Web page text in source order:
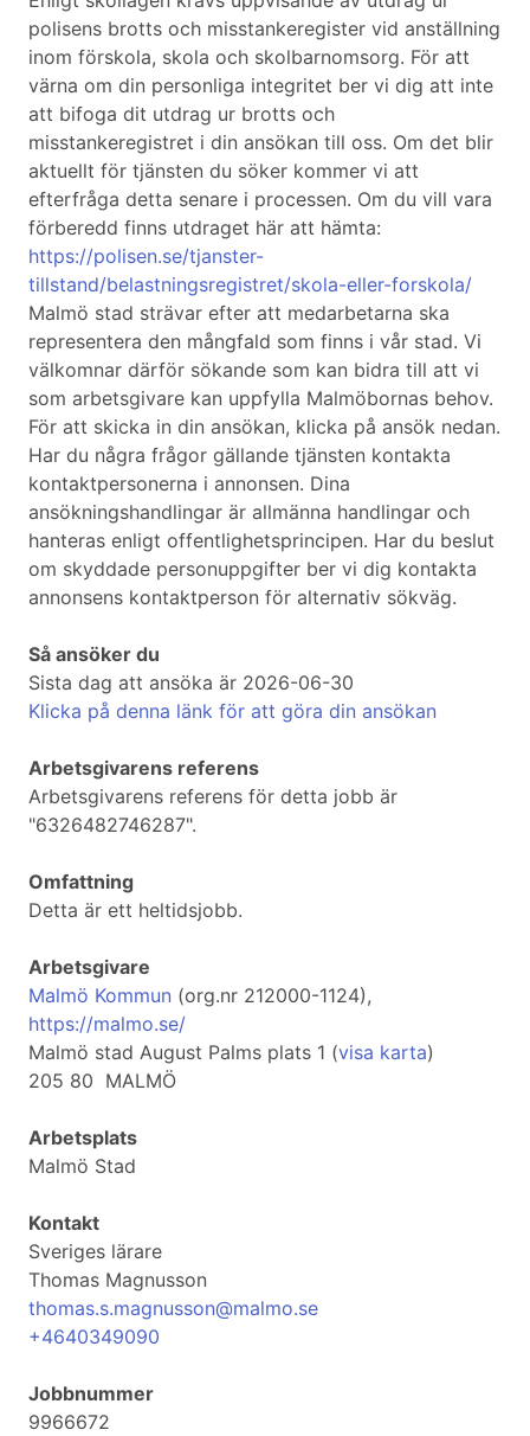
polisens brotts och misstankeregister vid anställning
inom förskola, skola och skolbarnomsorg. För att
värna om din personliga integritet ber vi dig att inte
att bifoga dit utdrag ur brotts och
misstankeregistret i din ansökan till oss. Om det blir
aktuellt för tjänsten du söker kommer vi att
efterfråga detta senare i processen. Om du vill vara
förberedd finns utdraget här att hämta:
https://polisen.se/tjanster-
tillstand/belastningsregistret/skola-eller-forskola/
Malmö stad strävar efter att medarbetarna ska
representera den mångfald som finns i vår stad. Vi
välkomnar därför sökande som kan bidra till att vi
som arbetsgivare kan uppfylla Malmöbornas behov.
För att skicka in din ansökan, klicka på ansök nedan.
Har du några frågor gällande tjänsten kontakta
kontaktpersonerna i annonsen. Dina
ansökningshandlingar är allmänna handlingar och
hanteras enligt offentlighetsprincipen. Har du beslut
om skyddade personuppgifter ber vi dig kontakta
annonsens kontaktperson för alternativ sökväg.
Så ansöker du
Sista dag att ansöka är 2026-06-30
Klicka på denna länk för att göra din ansökan
Arbetsgivarens referens
Arbetsgivarens referens för detta jobb är
"6326482746287".
Omfattning
Detta är ett heltidsjobb.
Arbetsgivare
Malmö Kommun (org.nr 212000-1124),
https://malmo.se/
Malmö stad August Palms plats 1 (visa karta)
205 80 MALMÖ
Arbetsplats
Malmö Stad
Kontakt
Sveriges lärare
Thomas Magnusson
thomas.s.magnusson@malmo.se
+4640349090
Jobbnummer
9966672